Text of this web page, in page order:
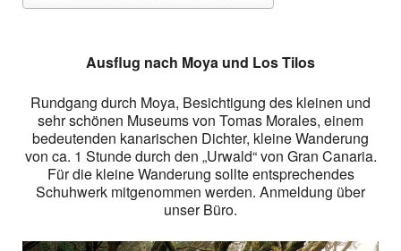
Ausflug nach Moya und Los Tilos
Rundgang durch Moya, Besichtigung des kleinen und
sehr schönen Museums von Tomas Morales, einem
bedeutenden kanarischen Dichter, kleine Wanderung
von ca. 1 Stunde durch den „Urwald“ von Gran Canaria.
Für die kleine Wanderung sollte entsprechendes
Schuhwerk mitgenommen werden. Anmeldung über
unser Büro.